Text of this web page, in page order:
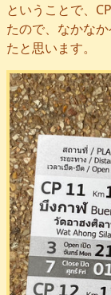
ということで、
たので、なかな
たと思います。